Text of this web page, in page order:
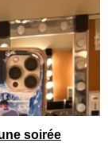
soirée